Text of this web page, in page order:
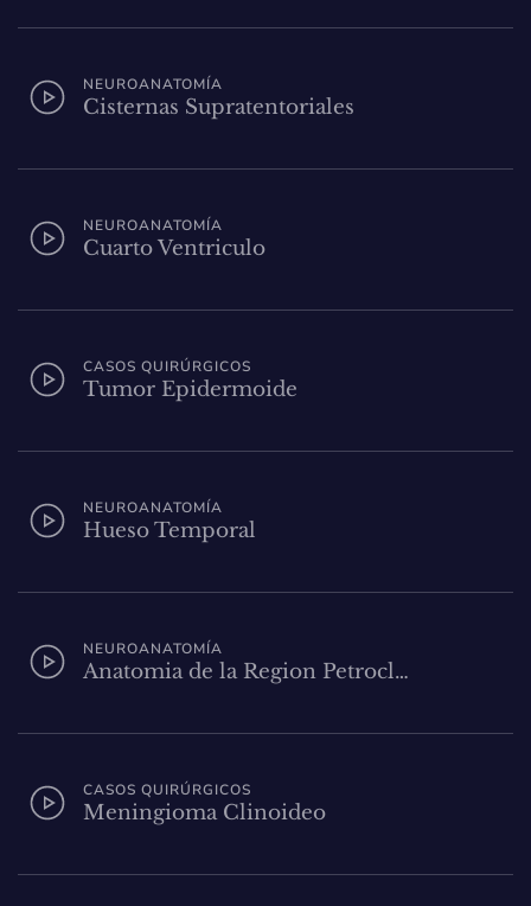
NEUROANATOMÍA
Cisternas Supratentoriales
NEUROANATOMÍA
Cuarto Ventriculo
CASOS QUIRÚRGICOS
Tumor Epidermoide
NEUROANATOMÍA
Hueso Temporal
NEUROANATOMÍA
Anatomia de la Region Petrocl…
CASOS QUIRÚRGICOS
Meningioma Clinoideo